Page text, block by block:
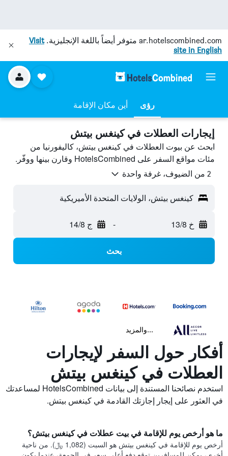
ar.hotelscombined.com متوفر أيضاً باللغة الإنجليزية.Visit
site in English
رؤى أين مكان الإقامة
إيجارات العطلات في كينغس بيتش
ابحث عن بيوت العطلات في كينغس بيتش، كاليفورنيا من
مئات مواقع السفر على HotelsCombined وقارن بينها ووفّر.
2 من الضيوف، غرفة واحدة
كينغس بيتش، الولايات المتحدة الأميريكية
خ 13/8 - ج 14/8
بحث
...والمزيد
أفكار حول السفر لإيجارات
العطلات في كينغس بيتش
استخدم نصائحنا المستندة إلى بيانات HotelsCombined لمساعدتك
في العثور على إيجار إجازتك القادمة في كينغس بيتش.
ما هو أرخص يوم للإقامة في بيت عطلات في كينغس بيتش؟
أرخص يوم للإقامة في كينغس بيتش هو السبت (1,082 ﷼). من ناحية